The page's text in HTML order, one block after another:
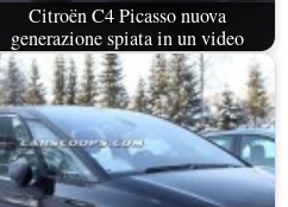
Citroën C4 Picasso nuova
generazione spiata in un video